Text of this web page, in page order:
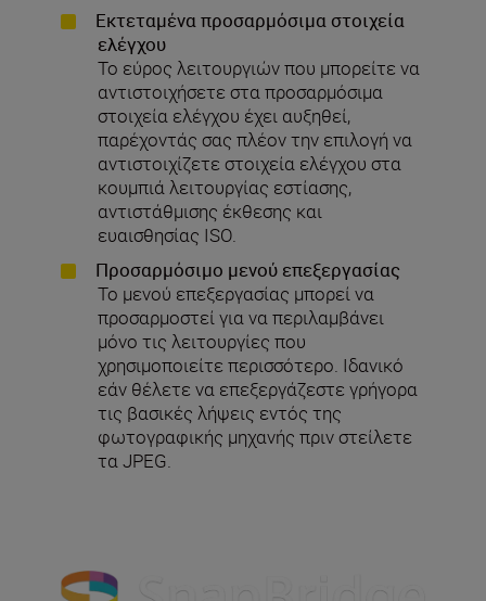
Εκτεταμένα προσαρμόσιμα στοιχεία
ελέγχου
Το εύρος λειτουργιών που μπορείτε να
αντιστοιχήσετε στα προσαρμόσιμα
στοιχεία ελέγχου έχει αυξηθεί,
παρέχοντάς σας πλέον την επιλογή να
αντιστοιχίζετε στοιχεία ελέγχου στα
κουμπιά λειτουργίας εστίασης,
αντιστάθμισης έκθεσης και
ευαισθησίας ISO.
Προσαρμόσιμο μενού επεξεργασίας
Το μενού επεξεργασίας μπορεί να
προσαρμοστεί για να περιλαμβάνει
μόνο τις λειτουργίες που
χρησιμοποιείτε περισσότερο. Ιδανικό
εάν θέλετε να επεξεργάζεστε γρήγορα
τις βασικές λήψεις εντός της
φωτογραφικής μηχανής πριν στείλετε
τα JPEG.